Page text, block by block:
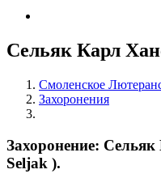
Сельяк Карл
Смоленское
Захоронения
Захоронение:
Seljak ).